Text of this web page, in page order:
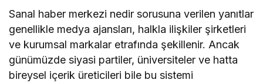
Sanal haber merkezi nedir sorusuna verilen yanıtlar
genellikle medya ajansları, halkla ilişkiler şirketleri
ve kurumsal markalar etrafında şekillenir. Ancak
günümüzde siyasi partiler, üniversiteler ve hatta
bireysel içerik üreticileri bile bu sistemi